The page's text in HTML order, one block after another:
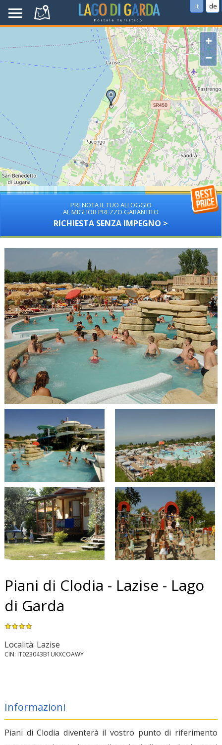
it de
+
−
PRENOTA IL TUO ALLOGGIO
AL MIGLIOR PREZZO GARANTITO
RICHIESTA SENZA IMPEGNO >
Piani di Clodia - Lazise - Lago
di Garda
Località: Lazise
CIN: IT023043B1UKXCOAWY
Informazioni
Piani di Clodia diventerà il vostro punto di riferimento